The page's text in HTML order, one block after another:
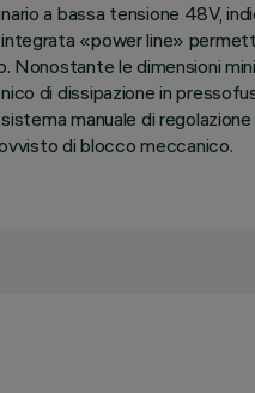
a bassa tensione 48V,
«power line»
le dimensioni
di dissipazione in
manuale di
di blocco meccanico.